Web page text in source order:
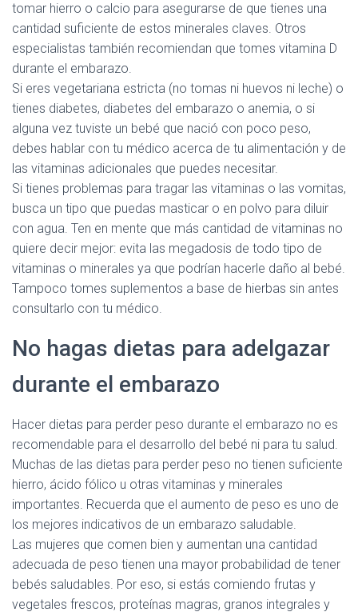
tomar hierro o calcio para asegurarse de que tienes una
cantidad suficiente de estos minerales claves. Otros
especialistas también recomiendan que tomes vitamina D
durante el embarazo.
Si eres vegetariana estricta (no tomas ni huevos ni leche) o
tienes diabetes, diabetes del embarazo o anemia, o si
alguna vez tuviste un bebé que nació con poco peso,
debes hablar con tu médico acerca de tu alimentación y de
las vitaminas adicionales que puedes necesitar.
Si tienes problemas para tragar las vitaminas o las vomitas,
busca un tipo que puedas masticar o en polvo para diluir
con agua. Ten en mente que más cantidad de vitaminas no
quiere decir mejor: evita las megadosis de todo tipo de
vitaminas o minerales ya que podrían hacerle daño al bebé.
Tampoco tomes suplementos a base de hierbas sin antes
consultarlo con tu médico.
No hagas dietas para adelgazar
durante el embarazo
Hacer dietas para perder peso durante el embarazo no es
recomendable para el desarrollo del bebé ni para tu salud.
Muchas de las dietas para perder peso no tienen suficiente
hierro, ácido fólico u otras vitaminas y minerales
importantes. Recuerda que el aumento de peso es uno de
los mejores indicativos de un embarazo saludable.
Las mujeres que comen bien y aumentan una cantidad
adecuada de peso tienen una mayor probabilidad de tener
bebés saludables. Por eso, si estás comiendo frutas y
vegetales frescos, proteínas magras, granos integrales y